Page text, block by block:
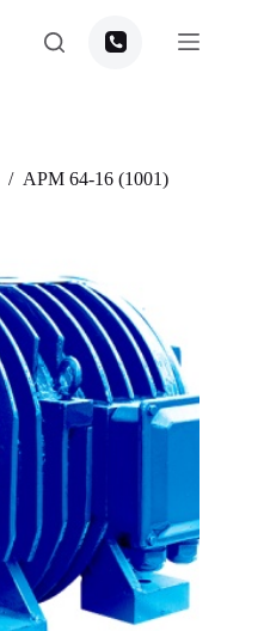
/ APM 64-16 (1001)